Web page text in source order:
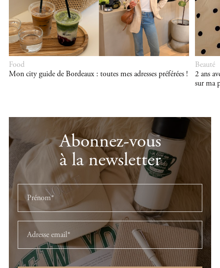
Food
Mon city guide de Bordeaux : toutes mes adresses préférées !
Beauté
2 ans
sur ma
Abonnez-vous
à la newsletter